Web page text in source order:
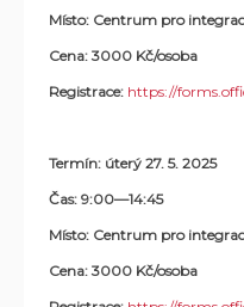
Místo: Centrum pro
Cena: 3000 Kč/osoba
Registrace: https://
Termín: úterý 27. 5. 2025
Čas: 9:00—14:45
Místo: Centrum pro
Cena: 3000 Kč/osoba